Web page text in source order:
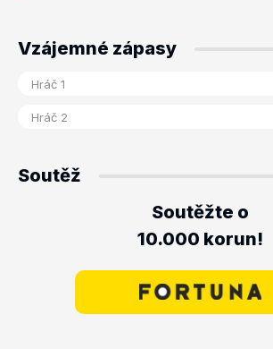
Vzájemné zápasy
Soutěž
Soutěžte o
10.000 korun!